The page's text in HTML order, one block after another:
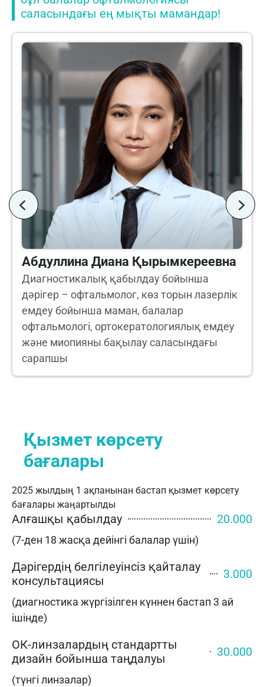
саласындағы ең мықты мамандар!
Абдуллина Диана Қырымкереевна
Диагностикалық қабылдау бойынша
дәрігер – офтальмолог, көз торын лазерлік
емдеу бойынша маман, балалар
офтальмологі, ортокератологиялық емдеу
және миопияны бақылау саласындағы
сарапшы
Қызмет көрсету
бағалары
2025 жылдың 1 ақпанынан бастап қызмет көрсету
бағалары жаңартылды
Алғашқы қабылдау 20.000
(7-ден 18 жасқа дейінгі балалар үшін)
Дәрігердің белгілеуінсіз қайталау
консультациясы
3.000
(диагностика жүргізілген күннен бастап 3 ай
ішінде)
ОК-линзалардың стандартты
дизайн бойынша таңдалуы
30.000
(түнгі линзалар)